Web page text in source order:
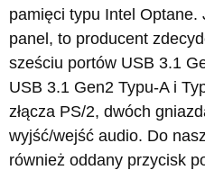
pamięci typu Intel
panel, to producent
sześciu portów USB 3.1
USB 3.1 Gen2 Typu-A i
złącza PS/2, dwóch
wyjść/wejść audio. Do
również oddany przycisk